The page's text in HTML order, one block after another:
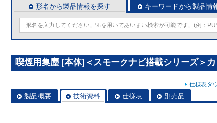
形名から製品情報を探す キーワードから製品情
喫煙用集塵 [本体]＜スモークナビ搭載シリーズ＞
仕様表ダ
製品概要 技術資料 仕様表 別売品